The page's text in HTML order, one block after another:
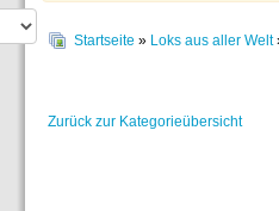
Startseite » Loks aus aller Welt
Zurück zur Kategorieübersicht